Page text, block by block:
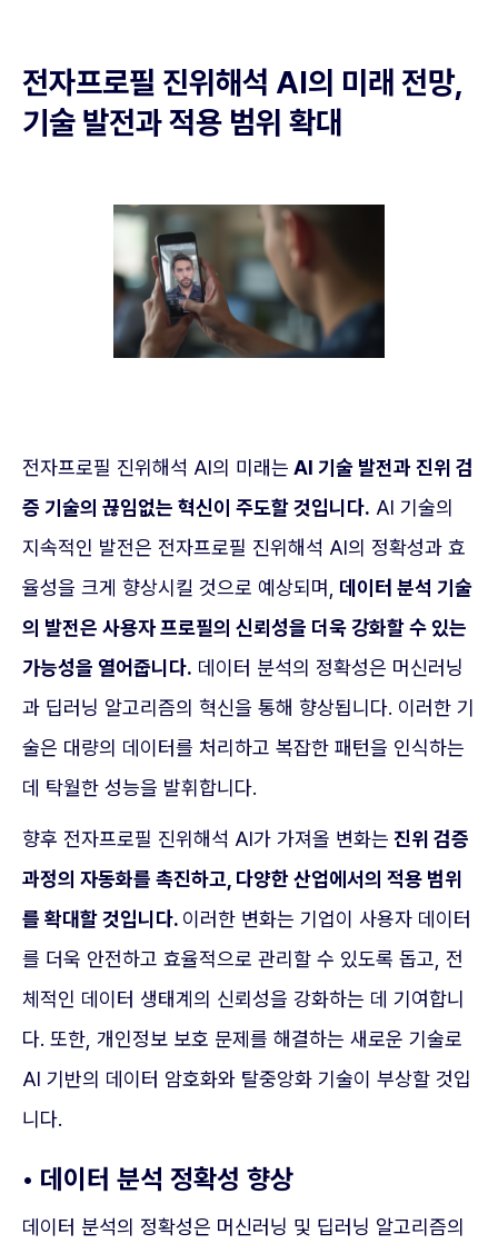
전자프로필 진위해석 AI의 미래 전망,
기술 발전과 적용 범위 확대
전자프로필 진위해석 AI의 미래는 AI 기술 발전과 진위 검
증 기술의 끊임없는 혁신이 주도할 것입니다. AI 기술의
지속적인 발전은 전자프로필 진위해석 AI의 정확성과 효
율성을 크게 향상시킬 것으로 예상되며, 데이터 분석 기술
의 발전은 사용자 프로필의 신뢰성을 더욱 강화할 수 있는
가능성을 열어줍니다. 데이터 분석의 정확성은 머신러닝
과 딥러닝 알고리즘의 혁신을 통해 향상됩니다. 이러한 기
술은 대량의 데이터를 처리하고 복잡한 패턴을 인식하는
데 탁월한 성능을 발휘합니다.
향후 전자프로필 진위해석 AI가 가져올 변화는 진위 검증
과정의 자동화를 촉진하고, 다양한 산업에서의 적용 범위
를 확대할 것입니다. 이러한 변화는 기업이 사용자 데이터
를 더욱 안전하고 효율적으로 관리할 수 있도록 돕고, 전
체적인 데이터 생태계의 신뢰성을 강화하는 데 기여합니
다. 또한, 개인정보 보호 문제를 해결하는 새로운 기술로
AI 기반의 데이터 암호화와 탈중앙화 기술이 부상할 것입
니다.
• 데이터 분석 정확성 향상
데이터 분석의 정확성은 머신러닝 및 딥러닝 알고리즘의